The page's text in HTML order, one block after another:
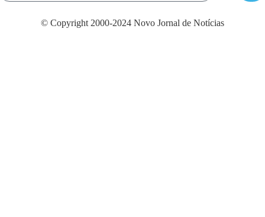
© Copyright 2000-2024 Novo Jornal de Notícias